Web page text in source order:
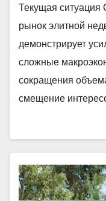
Текущая ситуация
рынок элитной
демонстрирует
сложные
сокращения
смещение